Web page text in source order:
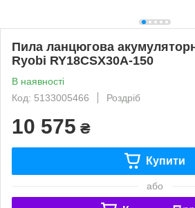
Пила ланцюгова
Ryobi RY18CSX30A-150
В наявності
Код: 5133005466
Роздріб
10 575 ₴
Купити
або